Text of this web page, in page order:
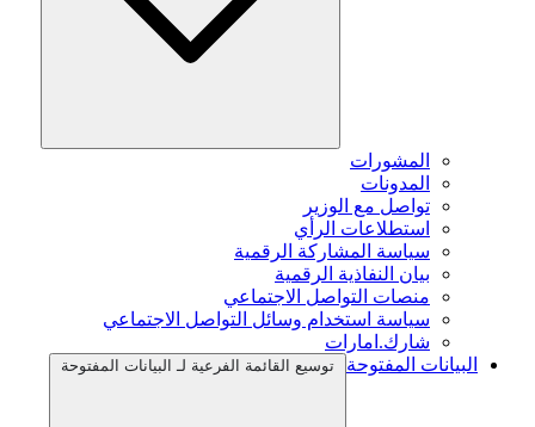
المشورات
المدونات
تواصل مع الوزير
استطلاعات الرأي
سياسة المشاركة الرقمية
بيان النفاذية الرقمية
منصات التواصل الاجتماعي
سياسة استخدام وسائل التواصل الاجتماعي
شارك.امارات
البيانات المفتوحة
توسيع القائمة الفرعية لـ البيانات المفتوحة